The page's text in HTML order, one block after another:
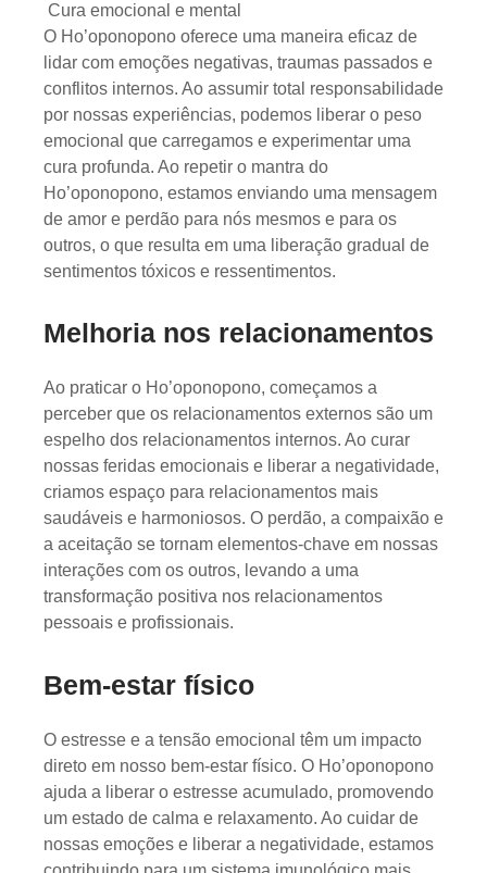
Cura emocional e mental
O Ho’oponopono oferece uma maneira eficaz de
lidar com emoções negativas, traumas passados ​​e
conflitos internos. Ao assumir total responsabilidade
por nossas experiências, podemos liberar o peso
emocional que carregamos e experimentar uma
cura profunda. Ao repetir o mantra do
Ho’oponopono, estamos enviando uma mensagem
de amor e perdão para nós mesmos e para os
outros, o que resulta em uma liberação gradual de
sentimentos tóxicos e ressentimentos.
Melhoria nos relacionamentos
Ao praticar o Ho’oponopono, começamos a
perceber que os relacionamentos externos são um
espelho dos relacionamentos internos. Ao curar
nossas feridas emocionais e liberar a negatividade,
criamos espaço para relacionamentos mais
saudáveis ​​e harmoniosos. O perdão, a compaixão e
a aceitação se tornam elementos-chave em nossas
interações com os outros, levando a uma
transformação positiva nos relacionamentos
pessoais e profissionais.
Bem-estar físico
O estresse e a tensão emocional têm um impacto
direto em nosso bem-estar físico. O Ho’oponopono
ajuda a liberar o estresse acumulado, promovendo
um estado de calma e relaxamento. Ao cuidar de
nossas emoções e liberar a negatividade, estamos